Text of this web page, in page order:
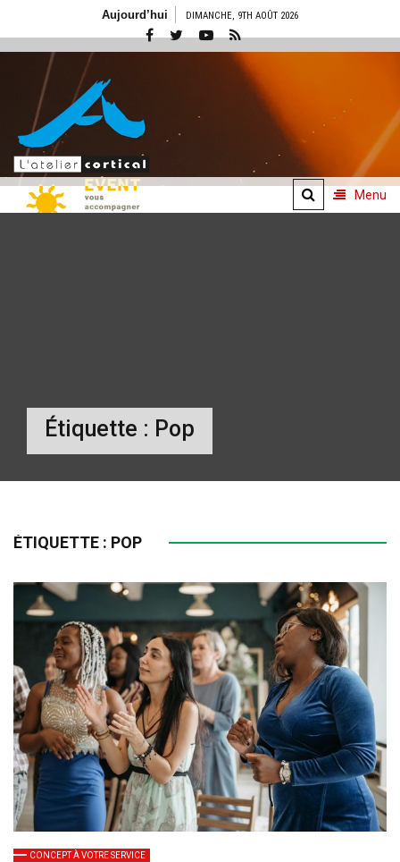
Aujourd’hui DIMANCHE, 9TH AOÛT 2026
Menu
Étiquette : Pop
ÉTIQUETTE : POP
CONCEPT À VOTRE SERVICE